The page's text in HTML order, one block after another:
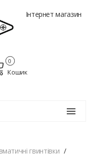
Інтернет магазин
Кошик
0
гвинтівки